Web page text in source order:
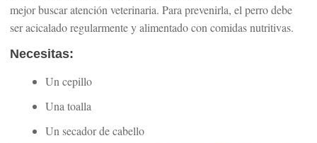
mejor buscar atención veterinaria. Para prevenirla, el perro debe
ser acicalado regularmente y alimentado con comidas nutritivas.
Necesitas:
Un cepillo
Una toalla
Un secador de cabello